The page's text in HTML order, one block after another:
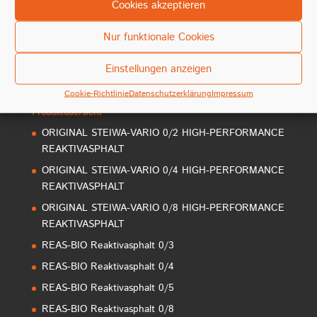
Cookies akzeptieren
Nur funktionale Cookies
Einstellungen anzeigen
Cookie-RichtlinieDatenschutzerklärungImpressum
Produktübersicht
ORIGINAL STEIWA-VARIO 0/2 HIGH-PERFORMANCE
REAKTIVASPHALT
ORIGINAL STEIWA-VARIO 0/4 HIGH-PERFORMANCE
REAKTIVASPHALT
ORIGINAL STEIWA-VARIO 0/8 HIGH-PERFORMANCE
REAKTIVASPHALT
REAS-BIO Reaktivasphalt 0/3
REAS-BIO Reaktivasphalt 0/4
REAS-BIO Reaktivasphalt 0/5
REAS-BIO Reaktivasphalt 0/8